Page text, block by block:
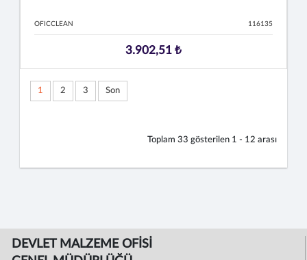
OFICCLEAN 116135
3.902,51 ₺
1 2 3 Son
Toplam 33 gösterilen 1 - 12 arası
DEVLET MALZEME OFİSİ